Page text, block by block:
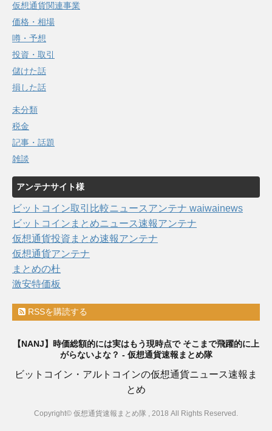
仮想通貨関連事業
価格・相場
噂・予想
投資・取引
儲けた話
損した話
未分類
税金
記事・話題
雑談
アンテナサイト様
ビットコイン取引比較ニュースアンテナ waiwainews
ビットコインまとめニュース速報アンテナ
仮想通貨投資まとめ速報アンテナ
仮想通貨アンテナ
まとめの杜
激安特価板
RSSを購読する
【NANJ】時価総額的には実はもう現時点で そこまで飛躍的に上
がらないよな？ - 仮想通貨速報まとめ隊
ビットコイン・アルトコインの仮想通貨ニュース速報ま
とめ
Copyright© 仮想通貨速報まとめ隊 , 2018 All Rights Reserved.